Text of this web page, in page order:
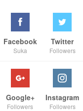
Facebook
Suka
Twitter
Followers
Google+
Followers
Instagram
Followers